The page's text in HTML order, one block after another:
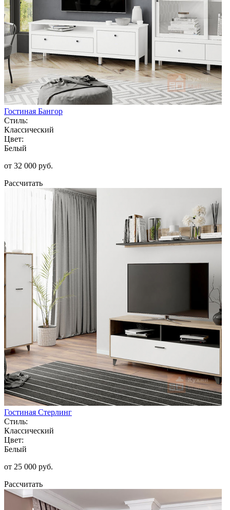
Гостиная Бангор
Стиль:
Классический
Цвет:
Белый
от 32 000 руб.
Рассчитать
Гостиная Стерлинг
Стиль:
Классический
Цвет:
Белый
от 25 000 руб.
Рассчитать